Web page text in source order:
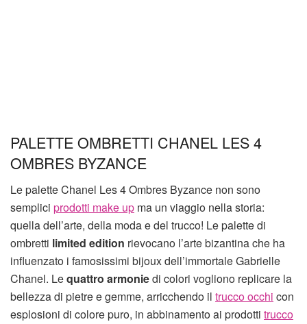
PALETTE OMBRETTI CHANEL LES 4
OMBRES BYZANCE
Le palette Chanel Les 4 Ombres Byzance non sono
semplici prodotti make up ma un viaggio nella storia:
quella dell’arte, della moda e del trucco! Le palette di
ombretti limited edition rievocano l’arte bizantina che ha
influenzato i famosissimi bijoux dell’immortale Gabrielle
Chanel. Lequattro armoniedi colori vogliono replicare la
bellezza di pietre e gemme, arricchendo il trucco occhi con
esplosioni di colore puro, in abbinamento ai prodotti trucco